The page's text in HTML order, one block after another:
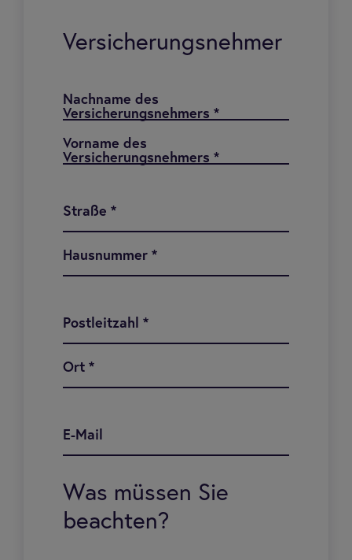
Versicherungsnehmer
Nachname des
Versicherungsnehmers *
Vorname des
Versicherungsnehmers *
Straße *
Hausnummer *
Postleitzahl *
Ort *
E-Mail
Was müssen Sie
beachten?